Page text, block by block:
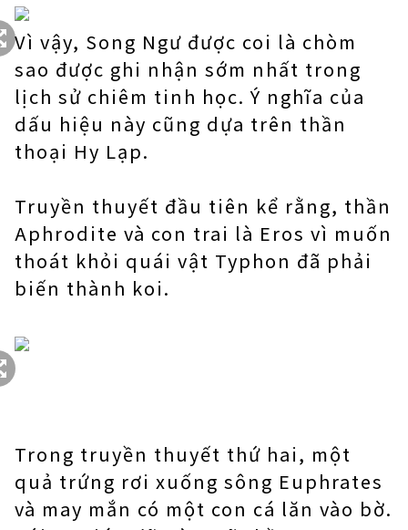
Vì vậy, Song Ngư được coi là chòm
sao được ghi nhận sớm nhất trong
lịch sử chiêm tinh học. Ý nghĩa của
dấu hiệu này cũng dựa trên thần
thoại Hy Lạp.
Truyền thuyết đầu tiên kể rằng, thần
Aphrodite và con trai là Eros vì muốn
thoát khỏi quái vật Typhon đã phải
biến thành koi.
Trong truyền thuyết thứ hai, một
quả trứng rơi xuống sông Euphrates
và may mắn có một con cá lăn vào bờ.